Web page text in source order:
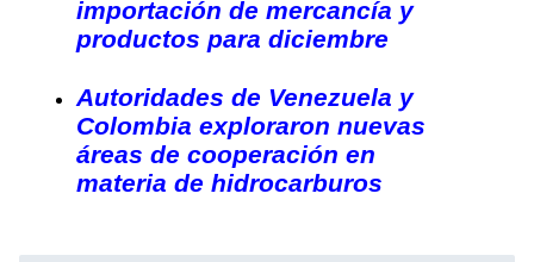
importación de mercancía y
productos para diciembre
Autoridades de Venezuela y
Colombia exploraron nuevas
áreas de cooperación en
materia de hidrocarburos